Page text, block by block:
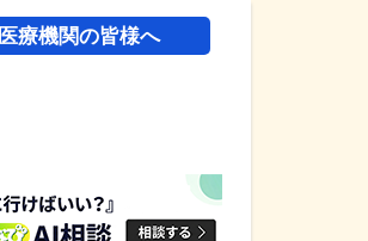
医療機関の皆様へ